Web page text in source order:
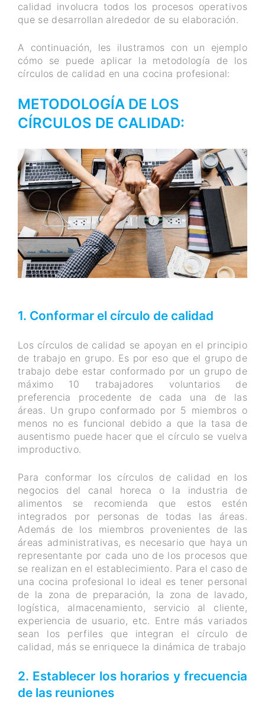
calidad involucra todos los procesos operativos
que se desarrollan alrededor de su elaboración.
A continuación, les ilustramos con un ejemplo
cómo se puede aplicar la metodología de los
círculos de calidad en una cocina profesional:
METODOLOGÍA DE LOS
CÍRCULOS DE CALIDAD:
1. Conformar el círculo de calidad
Los círculos de calidad se apoyan en el principio
de trabajo en grupo. Es por eso que el grupo de
trabajo debe estar conformado por un grupo de
máximo 10 trabajadores voluntarios de
preferencia procedente de cada una de las
áreas. Un grupo conformado por 5 miembros o
menos no es funcional debido a que la tasa de
ausentismo puede hacer que el círculo se vuelva
improductivo.
Para conformar los círculos de calidad en los
negocios del canal horeca o la industria de
alimentos se recomienda que estos estén
integrados por personas de todas las áreas.
Además de los miembros provenientes de las
áreas administrativas, es necesario que haya un
representante por cada uno de los procesos que
se realizan en el establecimiento. Para el caso de
una cocina profesional lo ideal es tener personal
de la zona de preparación, la zona de lavado,
logística, almacenamiento, servicio al cliente,
experiencia de usuario, etc. Entre más variados
sean los perfiles que integran el círculo de
calidad, más se enriquece la dinámica de trabajo
2. Establecer los horarios y frecuencia
de las reuniones